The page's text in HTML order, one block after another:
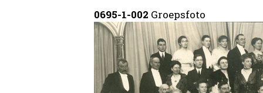
0695-1-002 Groepsfoto